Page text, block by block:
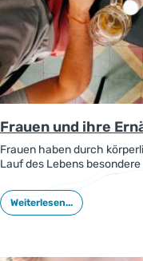
Frauen und ihre
Frauen haben durch
Lauf des Lebens
Versorgung mit
war der Gesundheit und
Ergebnisse wurden in einer
Weiterlesen...